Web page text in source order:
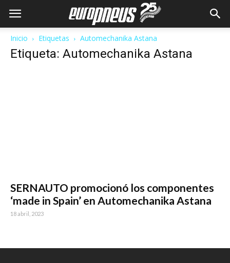
Inicio Etiquetas Automechanika Astana
Etiqueta: Automechanika Astana
SERNAUTO promocionó los componentes
‘made in Spain’ en Automechanika Astana
18 abril, 2023